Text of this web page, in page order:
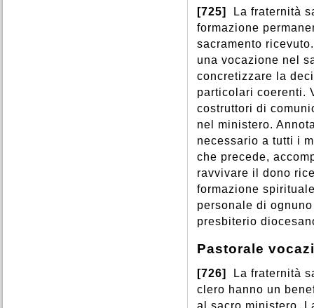
[725]
La fraternità
formazione
sacramento
una vocazione nel
concretizzare la
particolari coerenti.
costruttori di
nel ministero.
necessario a tutti i
che precede,
ravvivare il dono
formazione
personale di
presbiterio
Pastorale
[726]
La fraternità
clero hanno un
al sacro ministero.